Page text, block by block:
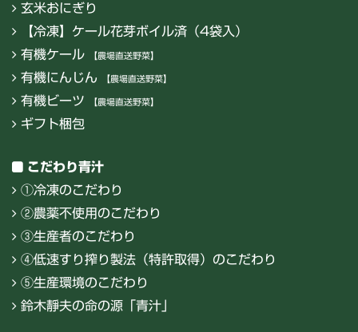
玄米おにぎり
【冷凍】ケール花芽ボイル済（4袋入）
有機ケール
【農場直送野菜】
有機にんじん 【農場直送野菜】
有機ビーツ 【農場直送野菜】
ギフト梱包
こだわり青汁
①冷凍のこだわり
②農薬不使用のこだわり
③生産者のこだわり
④低速すり搾り製法（特許取得）のこだわり
⑤生産環境のこだわり
鈴木靜夫の命の源「青汁」